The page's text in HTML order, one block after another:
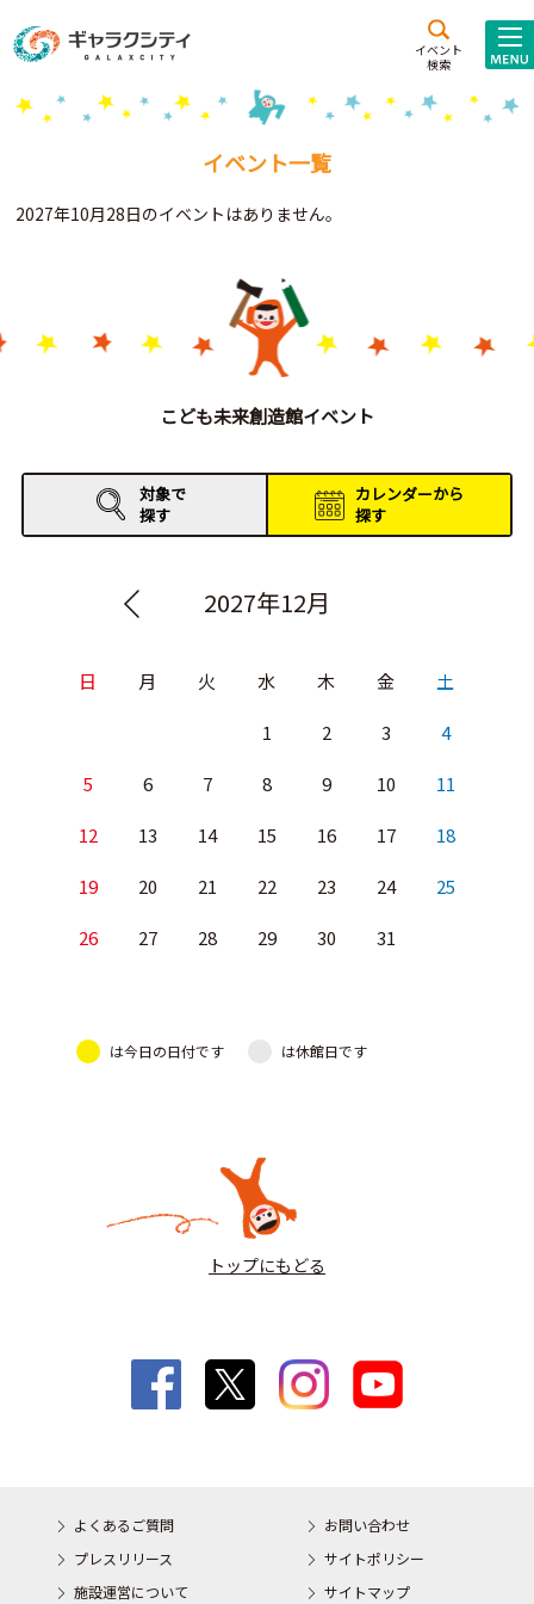
イベント
検索
施設案内
こども
西新井
施設･
Gがくえん
お知らせ
イベントレポート
イベント一覧
2027年10月28日のイベントはありません。
こども未来創造館イベント
対象で
探す
カレンダーから
探す
2027年12月
日 月 火 水 木 金 土
1 2 3 4
5 6 7 8 9 10 11
12 13 14 15 16 17 18
19 20 21 22 23 24 25
26 27 28 29 30 31
は今日の日付です は休館日です
トップにもどる
よくあるご質問
お問い合わせ
プレスリリース
サイトポリシー
施設運営について
サイトマップ